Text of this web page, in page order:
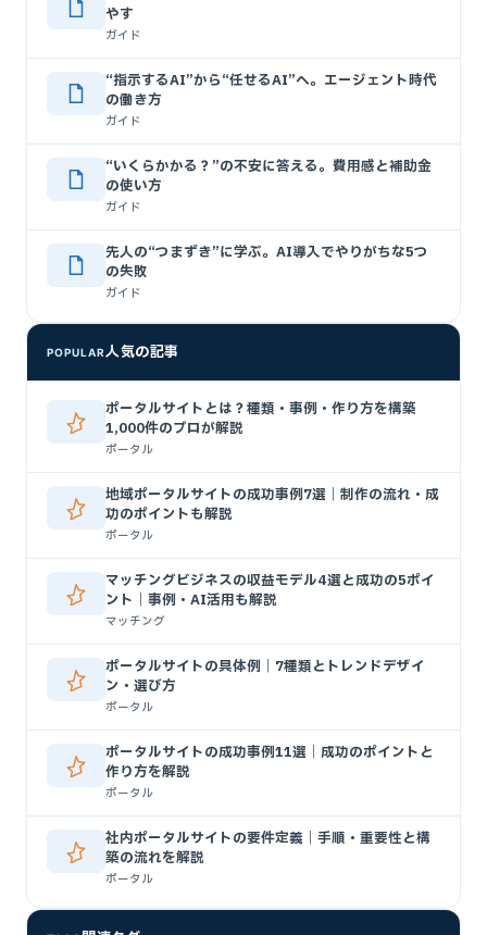
やす
ガイド
“指示するAI”から“任せるAI”へ。エージェント時代
の働き方
ガイド
“いくらかかる？”の不安に答える。費用感と補助金
の使い方
ガイド
先人の“つまずき”に学ぶ。AI導入でやりがちな5つ
の失敗
ガイド
POPULAR人気の記事
ポータルサイトとは？種類・事例・作り方を構築
1,000件のプロが解説
ポータル
地域ポータルサイトの成功事例7選｜制作の流れ・成
功のポイントも解説
ポータル
マッチングビジネスの収益モデル4選と成功の5ポイ
ント｜事例・AI活用も解説
マッチング
ポータルサイトの具体例｜7種類とトレンドデザイ
ン・選び方
ポータル
ポータルサイトの成功事例11選｜成功のポイントと
作り方を解説
ポータル
社内ポータルサイトの要件定義｜手順・重要性と構
築の流れを解説
ポータル